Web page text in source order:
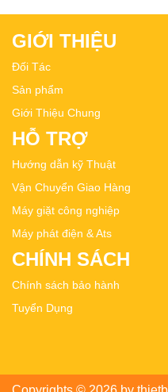
GIỚI THIỆU
Đối Tác
Sản phẩm
Giới Thiệu Chung
HỖ TRỢ
Hướng dẫn kỹ Thuật
Vận Chuyển Giao Hàng
Máy giặt công nghiệp
Máy phát điện & Ats
CHÍNH SÁCH
Chính sách bảo hành
Tuyển Dụng